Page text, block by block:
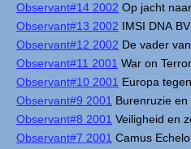
Observant#14 2002 Op jacht
Observant#13 2002 IMSI DNA
Observant#12 2002 De vader
Observant#11 2001 War on Terror
Observant#10 2001 Europa
Observant#9 2001 Burenruzie
Observant#8 2001 Veiligheid en
Observant#7 2001 Camus